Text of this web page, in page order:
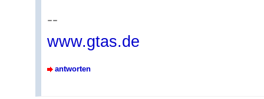
--
www.gtas.de
antworten